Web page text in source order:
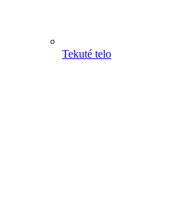
Tekuté telo